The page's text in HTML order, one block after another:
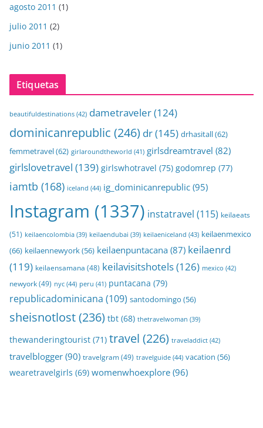
agosto 2011 (1)
julio 2011 (2)
junio 2011 (1)
Etiquetas
beautifuldestinations (42) dametraveler(124)
dominicanrepublic (246) dr(145) drhasitall(62)
femmetravel(62) girlaroundtheworld (41) girlsdreamtravel (82)
girlslovetravel (139) girlswhotravel (75) godomrep (77)
iamtb (168) iceland (44) ig_dominicanrepublic (95)
Instagram (1337) instatravel (115) keilaeats
(51) keilaencolombia (39) keilaendubai (39) keilaeniceland (43) keilaenmexico
(66) keilaennewyork(56) keilaenpuntacana (87) keilaenrd
(119) keilaensamana (48) keilavisitshotels(126) mexico (42)
newyork(49) nyc (44) peru (41) puntacana (79)
republicadominicana (109) santodomingo (56)
sheisnotlost(236) tbt (68) thetravelwoman (39)
thewanderingtourist (71) travel (226) traveladdict (42)
travelblogger (90) travelgram(49) travelguide (44) vacation (56)
wearetravelgirls (69) womenwhoexplore(96)